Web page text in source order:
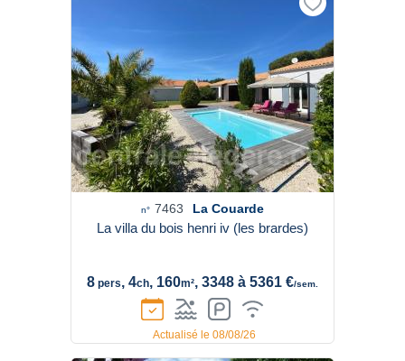
n° 7463 La Couarde
La villa du bois henri iv (les brardes)
8 pers, 4ch, 160m², 3348 à 5361 €/sem.
Actualisé le 08/08/26